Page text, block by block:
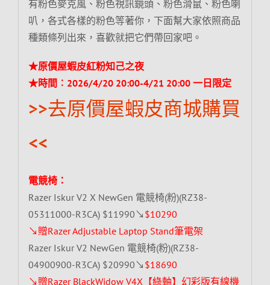
有粉色麥克風、粉色視訊鏡頭、粉色滑鼠、粉色喇
叭，各式各樣的粉色等著你，下面幫大家依照商品
種類條列出來，喜歡就把它們帶回家吧。
★原價屋蝦皮紅粉知己之夜
★時間︰2026/4/20 20:00-4/21 20:00 一日限定
>>去原價屋蝦皮商城購買
<<
電競椅：
Razer Iskur V2 X NewGen 電競椅(粉)(RZ38-
05311000-R3CA) $11990↘ $10290
↘贈Razer Adjustable Laptop Stand筆電架
Razer Iskur V2 NewGen 電競椅(粉)(RZ38-
04900900-R3CA) $20990↘ $18690
↘贈Razer BlackWidow V4X【綠軸】幻彩版有線機